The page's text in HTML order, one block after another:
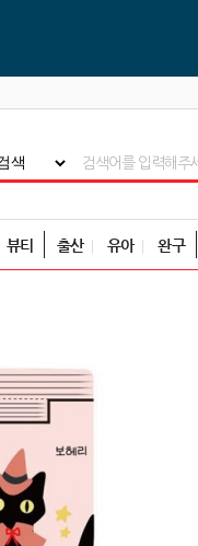
뷰티 출산 유아 완구